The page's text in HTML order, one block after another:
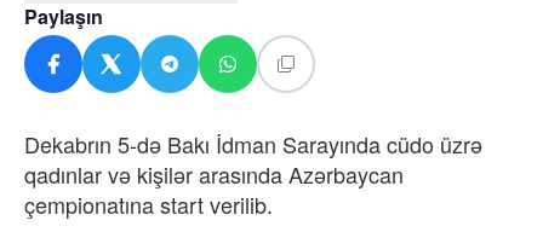
Paylaşın
Dekabrın 5-də Bakı İdman Sarayında cüdo üzrə
qadınlar və kişilər arasında Azərbaycan
çempionatına start verilib.